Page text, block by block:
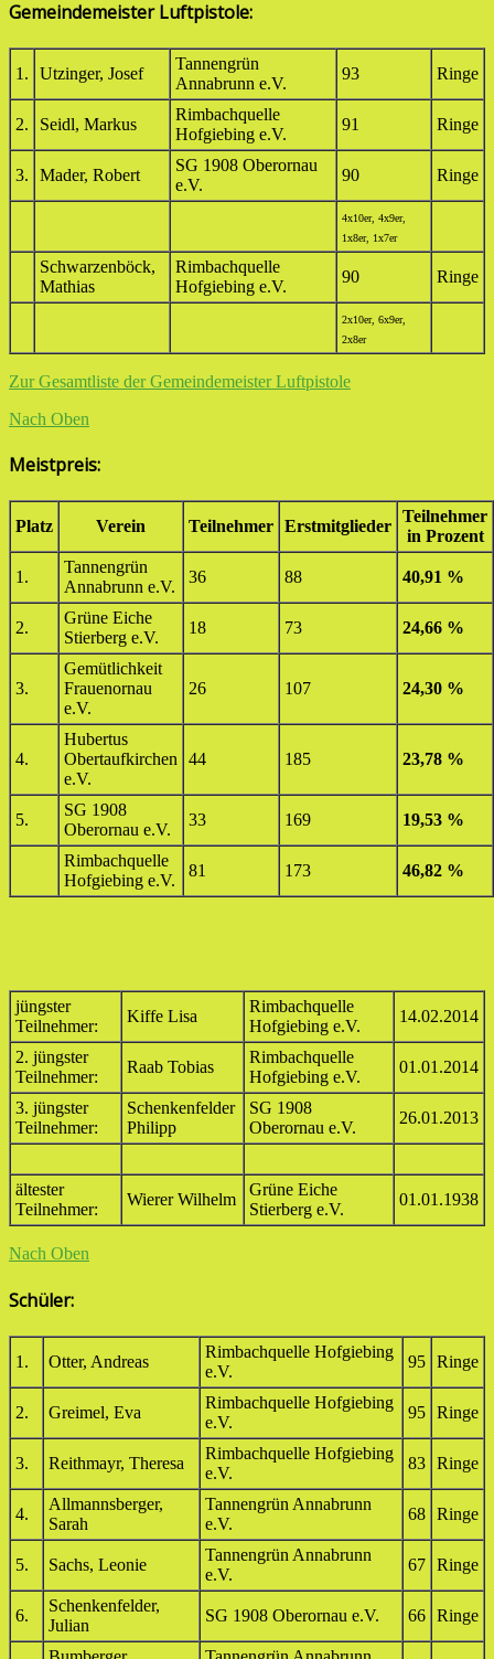
Gemeindemeister Luftpistole:
1. Utzinger, Josef
Tannengrün
Annabrunn e.V.
93 Ringe
2. Seidl, Markus
Rimbachquelle
Hofgiebing e.V.
91 Ringe
3. Mader, Robert
SG 1908 Oberornau
e.V.
90 Ringe
4x10er, 4x9er,
1x8er, 1x7er
Schwarzenböck,
Mathias
Rimbachquelle
Hofgiebing e.V.
90 Ringe
2x10er, 6x9er,
2x8er
Zur Gesamtliste der Gemeindemeister Luftpistole
Nach Oben
Meistpreis:
Platz Verein Teilnehmer Erstmitglieder
Teilnehmer
in Prozent
1.
Tannengrün
Annabrunn e.V.
36 88 40,91 %
2.
Grüne Eiche
Stierberg e.V.
18 73 24,66 %
3.
Gemütlichkeit
Frauenornau
e.V.
26 107 24,30 %
4.
Hubertus
Obertaufkirchen
e.V.
44 185 23,78 %
5.
SG 1908
Oberornau e.V.
33 169 19,53 %
Rimbachquelle
Hofgiebing e.V.
81 173 46,82 %
jüngster
Teilnehmer:
Kiffe Lisa
Rimbachquelle
Hofgiebing e.V.
14.02.2014
2. jüngster
Teilnehmer:
Raab Tobias
Rimbachquelle
Hofgiebing e.V.
01.01.2014
3. jüngster
Teilnehmer:
Schenkenfelder
Philipp
SG 1908
Oberornau e.V.
26.01.2013
ältester
Teilnehmer:
Wierer Wilhelm
Grüne Eiche
Stierberg e.V.
01.01.1938
Nach Oben
Schüler:
1. Otter, Andreas
Rimbachquelle Hofgiebing
e.V.
95 Ringe
2. Greimel, Eva
Rimbachquelle Hofgiebing
e.V.
95 Ringe
3. Reithmayr, Theresa
Rimbachquelle Hofgiebing
e.V.
83 Ringe
4.
Allmannsberger,
Sarah
Tannengrün Annabrunn
e.V.
68 Ringe
5. Sachs, Leonie
Tannengrün Annabrunn
e.V.
67 Ringe
6.
Schenkenfelder,
Julian
SG 1908 Oberornau e.V. 66 Ringe